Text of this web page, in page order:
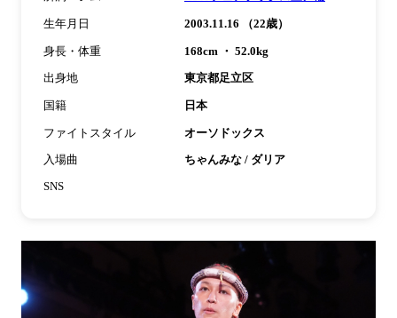
生年月日 2003.11.16 （22歳）
身長・体重 168cm ・ 52.0kg
出身地 東京都足立区
国籍 日本
ファイトスタイル オーソドックス
入場曲 ちゃんみな / ダリア
SNS